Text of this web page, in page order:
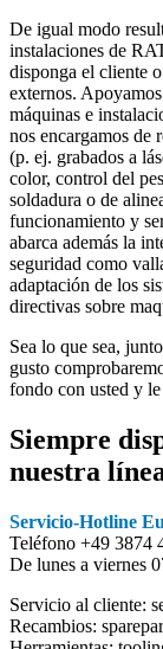
De igual modo
instalaciones de
disponga el cliente
externos.
máquinas e
nos encargamos de
(p. ej. grabados a
color, control del
soldadura o de
funcionamiento y
abarca además la
seguridad como
adaptación de los
directivas sobre
Sea lo que sea,
gusto
fondo con usted y
Siempre
nuestra
Servicio-Hotline
Teléfono +49 3874
De lunes a viernes
Servicio al cliente:
Recambios: